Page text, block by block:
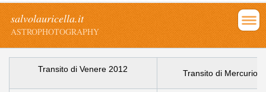
salvolauricella.it
ASTROPHOTOGRAPHY
Transito di Venere 2012 Transito di Mercurio